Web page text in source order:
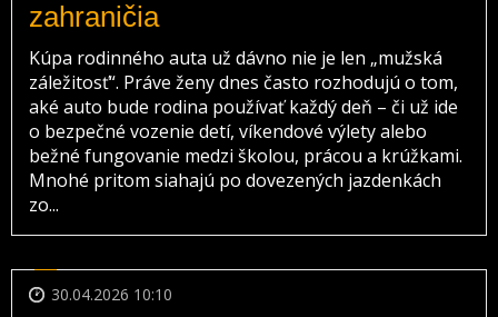
zahraničia
Kúpa rodinného auta už dávno nie je len „mužská
záležitosť“. Práve ženy dnes často rozhodujú o tom,
aké auto bude rodina používať každý deň – či už ide
o bezpečné vozenie detí, víkendové výlety alebo
bežné fungovanie medzi školou, prácou a krúžkami.
Mnohé pritom siahajú po dovezených jazdenkách
zo...
30.04.2026 10:10